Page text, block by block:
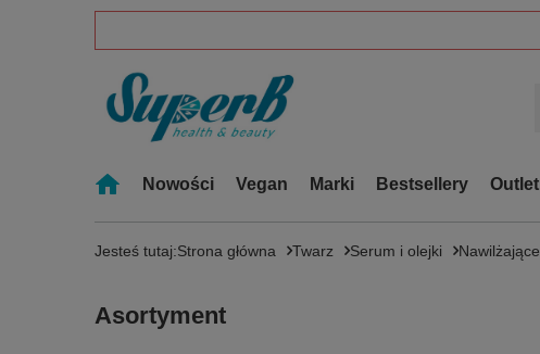
Nowości Vegan Marki Bestsellery Outlet
Jesteś tutaj:Strona główna Twarz Serum i olejki Nawilżające
Asortyment